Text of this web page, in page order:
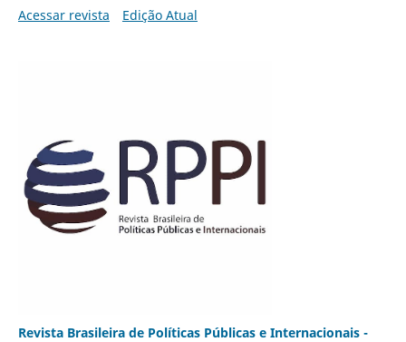
Acessar revista
Edição Atual
Revista Brasileira de Políticas Públicas e Internacionais -